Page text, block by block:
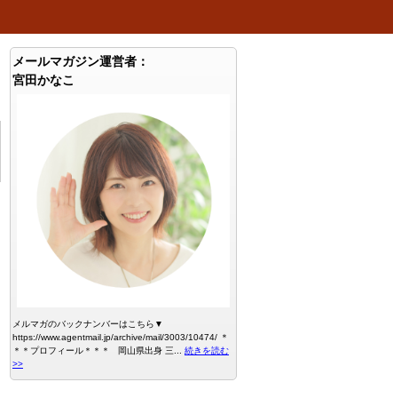
メールマガジン運営者：
宮田かなこ
メルマガのバックナンバーはこちら▼
https://www.agentmail.jp/archive/mail/3003/10474/ ＊
＊＊プロフィール＊＊＊ 岡山県出身 三... 続きを読む
>>